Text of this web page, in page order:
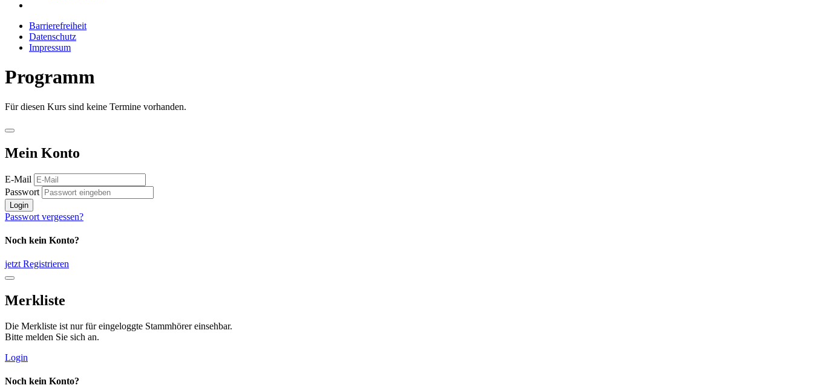
Barrierefreiheit
Datenschutz
Impressum
Programm
Für diesen Kurs sind keine Termine vorhanden.
Mein Konto
E-Mail
Passwort
Login
Passwort vergessen?
Noch kein Konto?
jetzt Registrieren
Merkliste
Die Merkliste ist nur für eingeloggte Stammhörer einsehbar.
Bitte melden Sie sich an.
Login
Noch kein Konto?